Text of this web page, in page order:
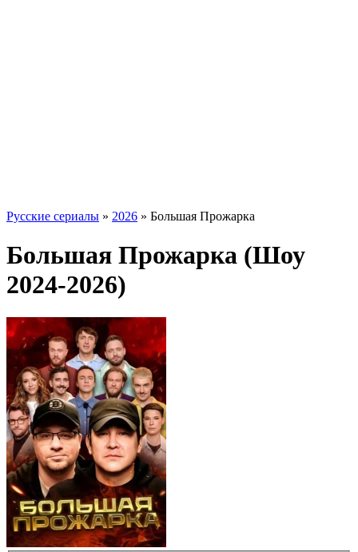
Русские сериалы » 2026 » Большая Прожарка
Большая Прожарка (Шоу
2024-2026)